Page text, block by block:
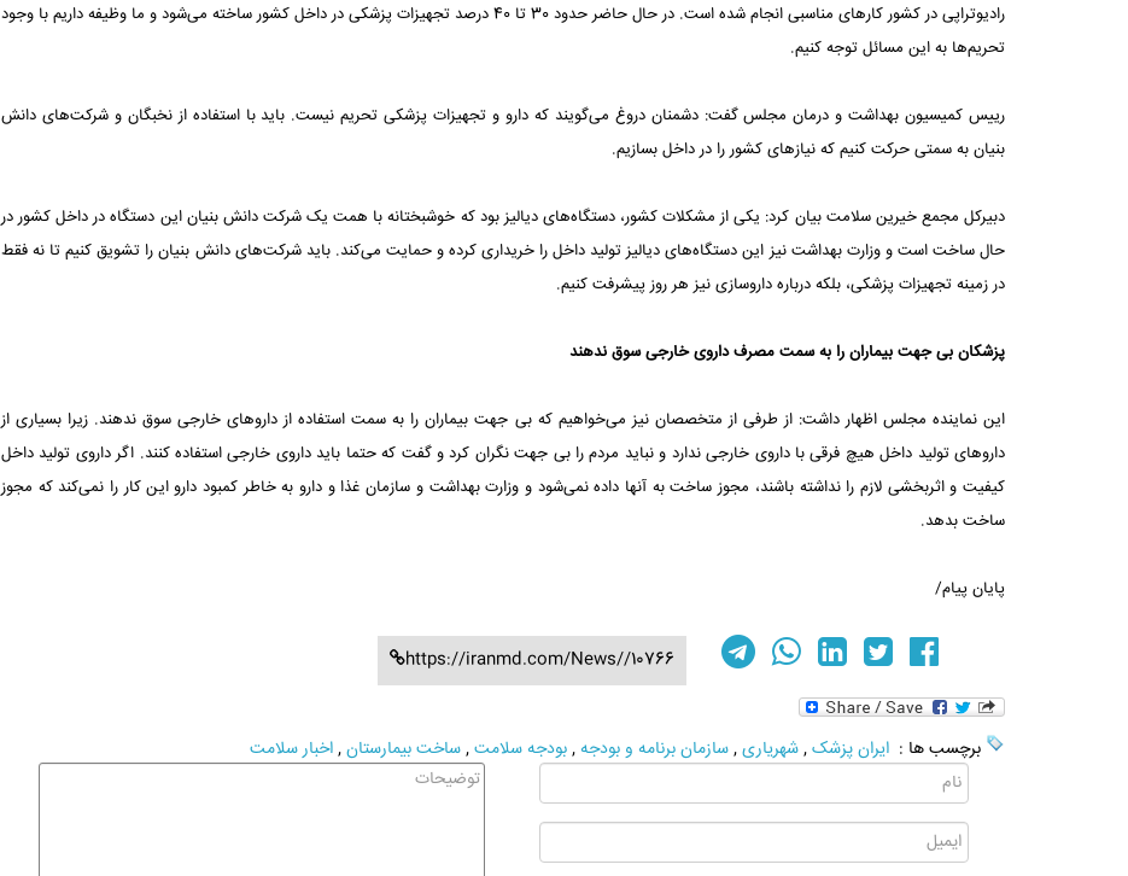
رادیوتراپی در کشور کارهای مناسبی انجام شده است. در حال حاضر حدود ‏‏30 تا 40 درصد تجهیزات پزشکی در داخل کشور ساخته می‌شود و ما وظیفه داریم با وجود
تحریم‌ها به این مسائل توجه کنیم.
رییس کمیسیون بهداشت و درمان مجلس گفت: دشمنان ‏دروغ می‌گویند که دارو و تجهیزات پزشکی تحریم نیست. باید با استفاده از نخبگان و شرکت‌های دانش
بنیان به سمتی حرکت کنیم که ‏نیازهای کشور را در داخل بسازیم.‏
دبیرکل مجمع خیرین سلامت بیان کرد: یکی از مشکلات کشور، دستگاه‌های دیالیز بود که خوشبختانه با همت یک شرکت دانش بنیان ‏این دستگاه در داخل کشور در
حال ساخت است و وزارت بهداشت نیز این دستگاه‌های دیالیز تولید داخل را خریداری کرده و حمایت ‏می‌کند. باید شرکت‌های دانش بنیان را تشویق کنیم تا نه فقط
در زمینه تجهیزات پزشکی، بلکه درباره داروسازی نیز هر روز پیشرفت ‏کنیم.‏
پزشکان بی جهت بیماران را به سمت مصرف داروی خارجی سوق ندهند
این نماینده مجلس اظهار داشت: از طرفی از متخصصان نیز می‌خواهیم که بی جهت بیماران را به سمت استفاده از داروهای خارجی ‏سوق ندهند. زیرا بسیاری از
داروهای تولید داخل هیچ فرقی با داروی خارجی ندارد و نباید مردم را بی جهت نگران کرد و گفت که ‏حتما باید داروی خارجی استفاده کنند. اگر داروی تولید داخل
کیفیت و اثربخشی لازم را نداشته باشند، مجوز ساخت به آنها داده ‏نمی‌شود و وزارت بهداشت و سازمان غذا و دارو به خاطر کمبود دارو این کار را نمی‌کند که مجوز
ساخت بدهد.‏
پایان پیام/
https://iranmd.com/News//10766
برچسب ها : ایران پزشک,شهریاری,سازمان برنامه و بودجه,بودجه سلامت,ساخت بیمارستان,اخبار سلامت